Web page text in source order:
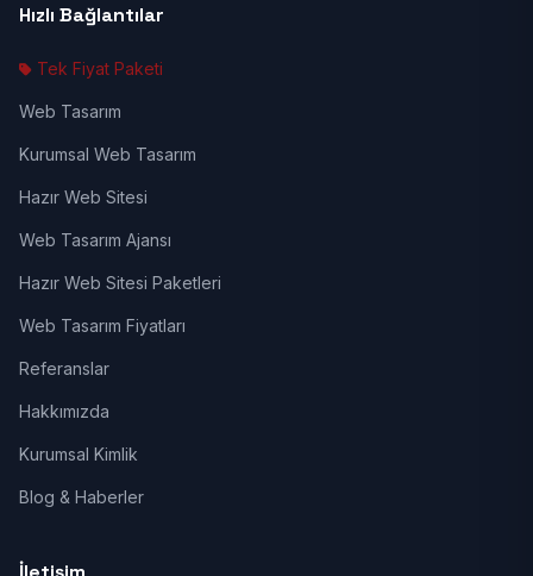
Hızlı Bağlantılar
Tek Fiyat Paketi
Web Tasarım
Kurumsal Web Tasarım
Hazır Web Sitesi
Web Tasarım Ajansı
Hazır Web Sitesi Paketleri
Web Tasarım Fiyatları
Referanslar
Hakkımızda
Kurumsal Kimlik
Blog & Haberler